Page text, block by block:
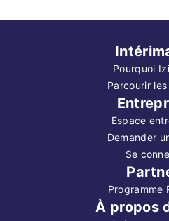
Pourquoi
Parcourir
Espace
Demander
Se
Programme
À propos